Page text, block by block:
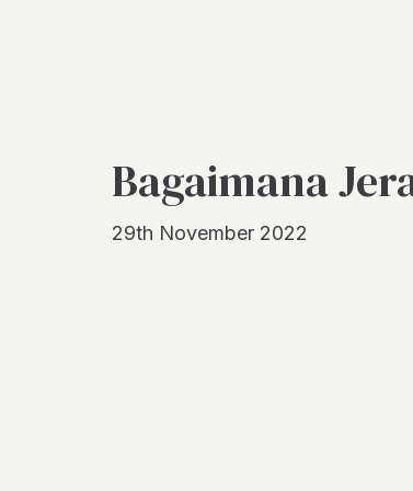
Bagaimana
29th November 2022